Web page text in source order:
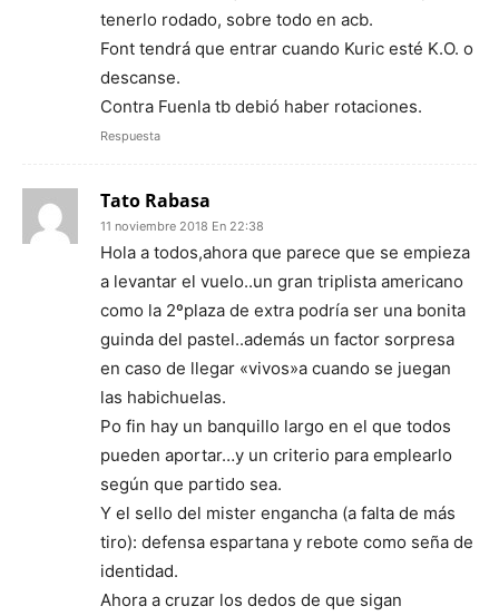
tenerlo rodado, sobre todo en acb.
Font tendrá que entrar cuando Kuric esté K.O. o
descanse.
Contra Fuenla tb debió haber rotaciones.
Respuesta
Tato Rabasa
11 noviembre 2018 En 22:38
Hola a todos,ahora que parece que se empieza
a levantar el vuelo..un gran triplista americano
como la 2ºplaza de extra podría ser una bonita
guinda del pastel..además un factor sorpresa
en caso de llegar «vivos»a cuando se juegan
las habichuelas.
Po fin hay un banquillo largo en el que todos
pueden aportar…y un criterio para emplearlo
según que partido sea.
Y el sello del mister engancha (a falta de más
tiro): defensa espartana y rebote como seña de
identidad.
Ahora a cruzar los dedos de que sigan